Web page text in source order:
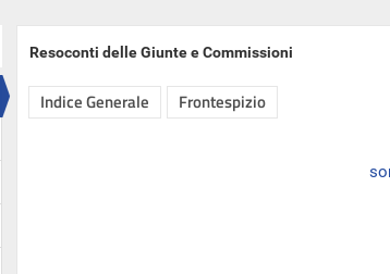
Resoconti delle Giunte e Commissioni
Indice Generale Frontespizio